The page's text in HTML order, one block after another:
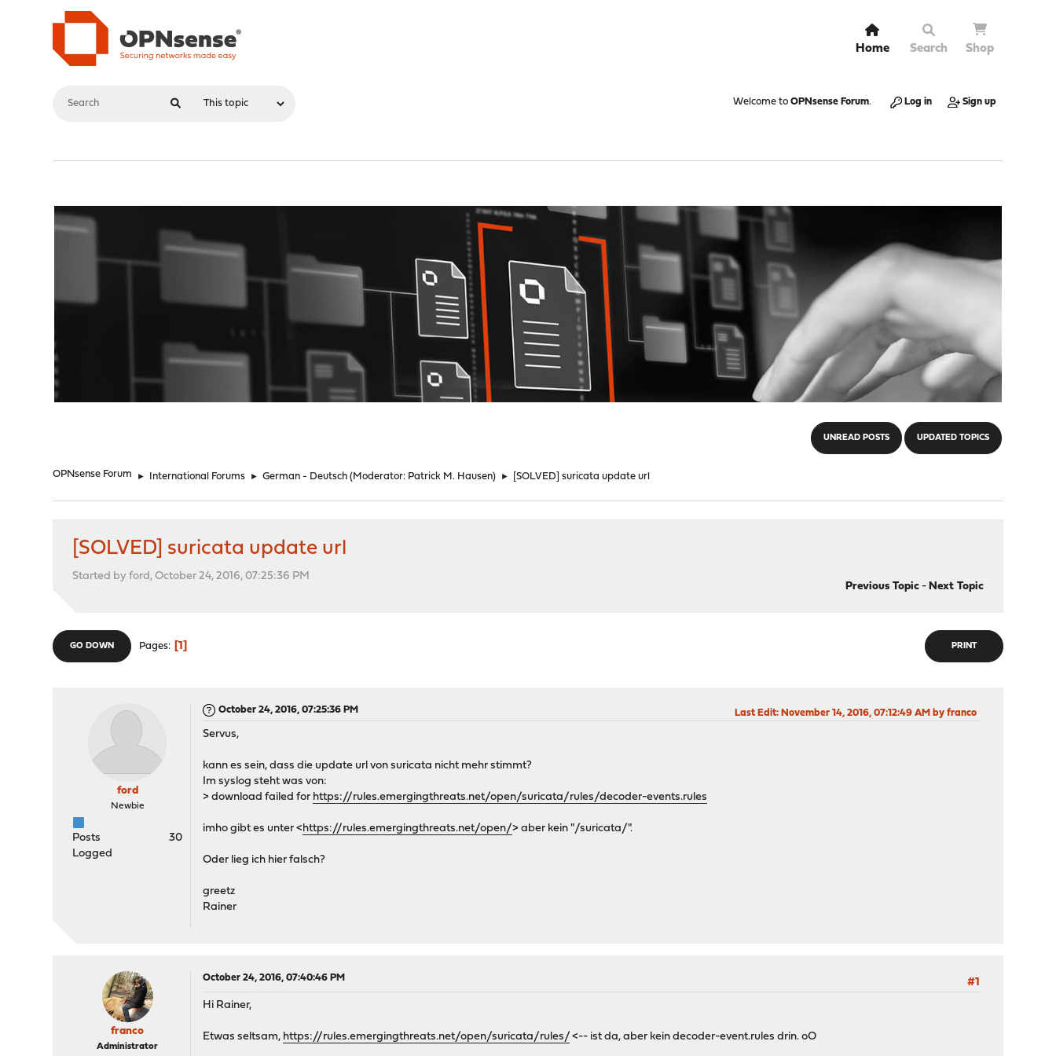
Home Search Shop
Welcome to OPNsense Forum. Log in Sign up
UNREAD POSTS UPDATED TOPICS
OPNsense Forum ► International Forums ► German - Deutsch (Moderator: Patrick M. Hausen) ► [SOLVED] suricata update url
[SOLVED] suricata update url
Started by ford, October 24, 2016, 07:25:36 PM
Previous Topic- Next Topic
PRINT
GO DOWN Pages 1
ford
Newbie
Posts
30
Logged
October 24, 2016, 07:25:36 PM Last Edit: November 14, 2016, 07:12:49 AM by franco
Servus,
kann es sein, dass die update url von suricata nicht mehr stimmt?
Im syslog steht was von:
> download failed for https://rules.emergingthreats.net/open/suricata/rules/decoder-events.rules
imho gibt es unter <https://rules.emergingthreats.net/open/> aber kein "/suricata/".
Oder lieg ich hier falsch?
greetz
Rainer
franco
Administrator
October 24, 2016, 07:40:46 PM
#1
Hi Rainer,
Etwas seltsam, https://rules.emergingthreats.net/open/suricata/rules/ <-- ist da, aber kein decoder-event.rules drin. oO